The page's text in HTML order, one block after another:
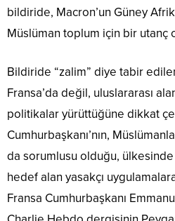
bildiride, Macron’un Güney
Müslüman toplum için bir utanç
Bildiride “zalim” diye tabir
Fransa’da değil, uluslararası
politikalar yürüttüğüne dikkat
Cumhurbaşkanı’nın,
da sorumlusu olduğu, ülkesinde
hedef alan yasakçı uygulamalara
Fransa Cumhurbaşkanı